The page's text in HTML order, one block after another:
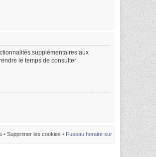
supplémentaires aux
le temps de consulter
• Supprimer les cookies • Fuseau horaire sur